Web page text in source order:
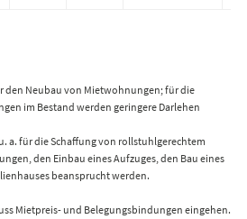
den Neubau von Mietwohnungen; für die
im Bestand werden geringere Darlehen
a. für die Schaffung von rollstuhlgerechtem
den Einbau eines Aufzuges, den Bau eines
beansprucht werden.
Mietpreis- und Belegungsbindungen eingehen.